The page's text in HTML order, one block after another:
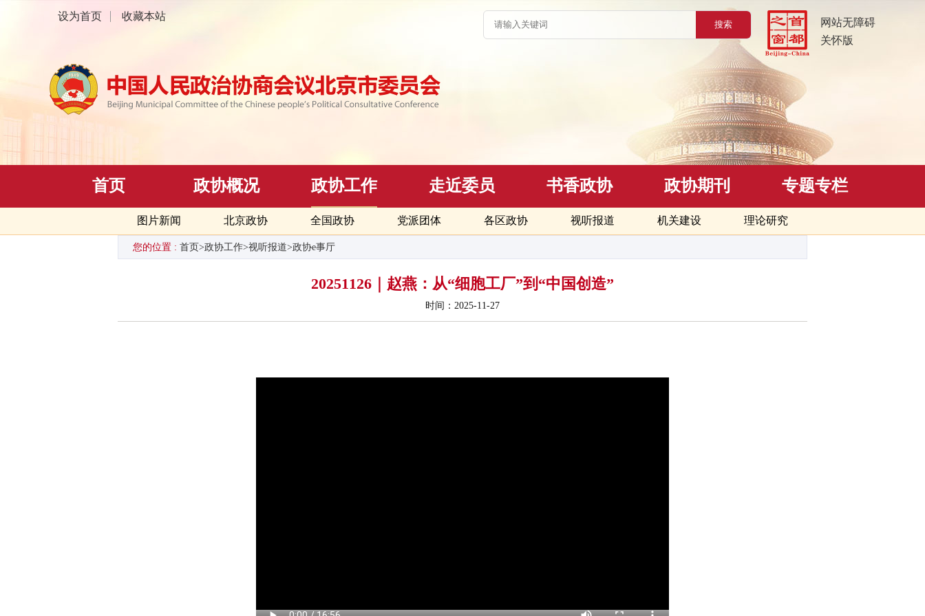
网站无障碍
关怀版
设为首页 收藏本站
首页 政协概况 政协工作
图片新闻 北京政协 全国政协 党派团体 各区政协 视听报道 机关建设 理论研究
走近委员 书香政协 政协期刊 专题专栏
您的位置 : 首页>政协工作>视听报道>政协e事厅
20251126｜赵燕：从“细胞工厂”到“中国创造”
时间：2025-11-27